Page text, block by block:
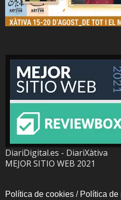
DiariDigital.es - DiariXàtiva
MEJOR SITIO WEB 2021
Política de cookies / Política de